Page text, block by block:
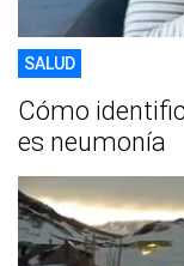
SALUD
Cómo
es neumonía